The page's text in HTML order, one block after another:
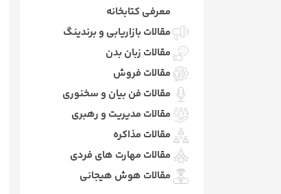
معرفی کتابخانه
مقالات بازاریابی و برندینگ
مقالات زبان بدن
مقالات فروش
مقالات فن بیان و سخنوری
مقالات مدیریت و رهبری
مقالات مذاکره
مقالات مهارت های فردی
مقالات هوش هیجانی